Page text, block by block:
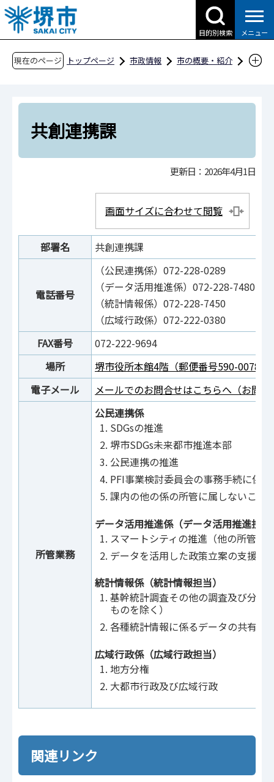
こ
の
ペ
目的別検索 メニュー
現在のページ トップページ 市政情報
市の概要・紹介
政策企画部
共創連携課
共創連携課
更新日：2026年4月1日
画面サイズに合わせて閲覧
部署名 共創連携課
電話番号
（公民連携係）072-228-0289
（データ活用推進係）072-228-7480
（統計情報係）072-228-7450
（広域行政係）072-222-0380
FAX番号
072-222-9694
場所
堺市役所本館4階（郵便番号590-0078
電子メール
メールでのお問合せはこちらへ（お問
所管業務
公民連携係
SDGsの推進
堺市SDGs未来都市推進本部
公民連携の推進
PFI事業検討委員会の事務手続に係
課内の他の係の所管に属しないこと
データ活用推進係（データ活用推進担当
スマートシティの推進（他の所管に
データを活用した政策立案の支援
統計情報係（統計情報担当）
基幹統計調査その他の調査及び分析
ものを除く）
各種統計情報に係るデータの共有及
広域行政係（広域行政担当）
地方分権
大都市行政及び広域行政
関連リンク